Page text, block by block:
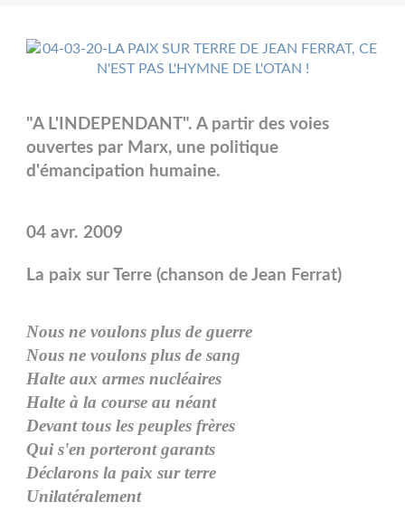
"A L'INDEPENDANT". A partir des voies
ouvertes par Marx, une politique
d'émancipation humaine.
04 avr. 2009
La paix sur Terre (chanson de Jean Ferrat)
Nous ne voulons plus de guerre
Nous ne voulons plus de sang
Halte aux armes nucléaires
Halte à la course au néant
Devant tous les peuples frères
Qui s'en porteront garants
Déclarons la paix sur terre
Unilatéralement